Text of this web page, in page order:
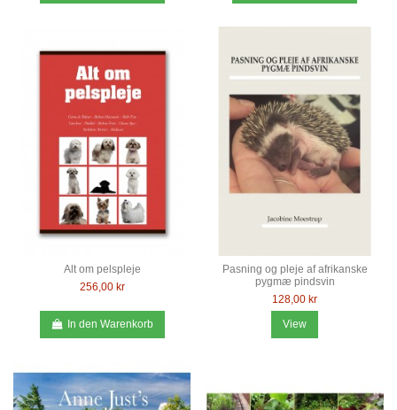
Alt om pelspleje
256,00 kr
In den Warenkorb
Pasning og pleje af afrikanske
pygmæ pindsvin
128,00 kr
View